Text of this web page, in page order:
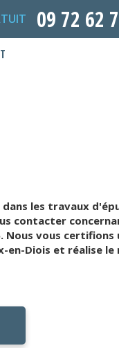
09 72 62
dans les travaux
contacter
Nous vous certifions
en-Diois et réalise le